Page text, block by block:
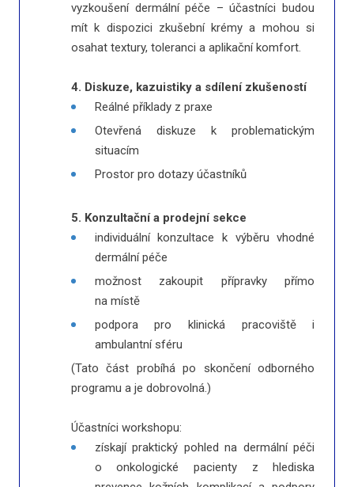
vyzkoušení dermální péče – účastníci budou
mít k dispozici zkušební krémy a mohou si
osahat textury, toleranci a aplikační komfort.
4. Diskuze, kazuistiky a sdílení zkušeností
Reálné příklady z praxe
Otevřená diskuze k problematickým
situacím
Prostor pro dotazy účastníků
5. Konzultační a prodejní sekce
individuální konzultace k výběru vhodné
dermální péče
možnost zakoupit přípravky přímo
na místě
podpora pro klinická pracoviště i
ambulantní sféru
(Tato část probíhá po skončení odborného
programu a je dobrovolná.)
Účastníci workshopu:
získají praktický pohled na dermální péči
o onkologické pacienty z hlediska